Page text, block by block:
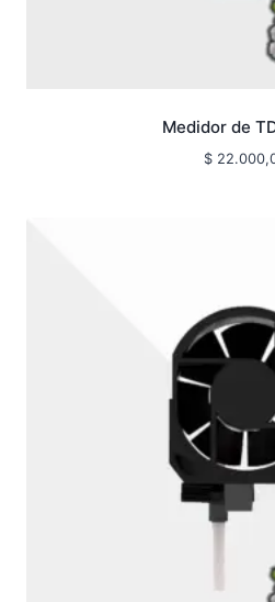
Medidor de
$